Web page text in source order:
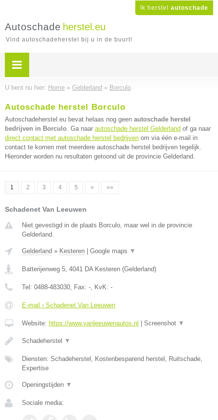
Ik herstel autoschade
Autoschade herstel.eu
Vind autoschadeherstel bij u in de buurt!
U bent nu hier: Home » Gelderland » Borculo
Autoschade herstel Borculo
Autoschadeherstel.eu bevat helaas nog geen autoschade herstel
bedrijven in Borculo. Ga naar autoschade herstel Gelderland of ga naar
direct contact met autoschade herstel bedrijven om via één e-mail in
contact te komen met meerdere autoschade herstel bedrijven tegelijk.
Hieronder worden nu resultaten getoond uit de provincie Gelderland.
1 2 3 4 5 » »»
Schadenet Van Leeuwen
Niet gevestigd in de plaats Borculo, maar wel in de provincie
Gelderland.
Gelderland » Kesteren Google maps ▼
Batterijenweg 5, 4041 DA Kesteren (Gelderland)
Tel: 0488-483030, Fax: -, KvK: -
E-mail › Schadenet Van Leeuwen
Website: https://www.vanleeuwenautos.nl Screenshot ▼
Schadeherstel ▼
Diensten: Schadeherstel, Kostenbesparend herstel, Ruitschade,
Expertise
Openingstijden ▼
Sociale media: